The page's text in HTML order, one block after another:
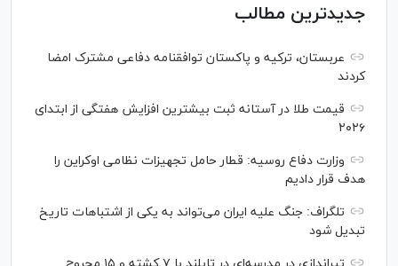
جدیدترین مطالب
عربستان، ترکیه و پاکستان توافقنامه دفاعی مشترک امضا
کردند
قیمت طلا در آستانه ثبت بیشترین افزایش هفتگی از ابتدای
۲۰۲۶
وزارت دفاع روسیه: قطار حامل تجهیزات نظامی اوکراین را
هدف قرار دادیم
تلگراف: جنگ علیه ایران می‌تواند به یکی از اشتباهات تاریخ
تبدیل شود